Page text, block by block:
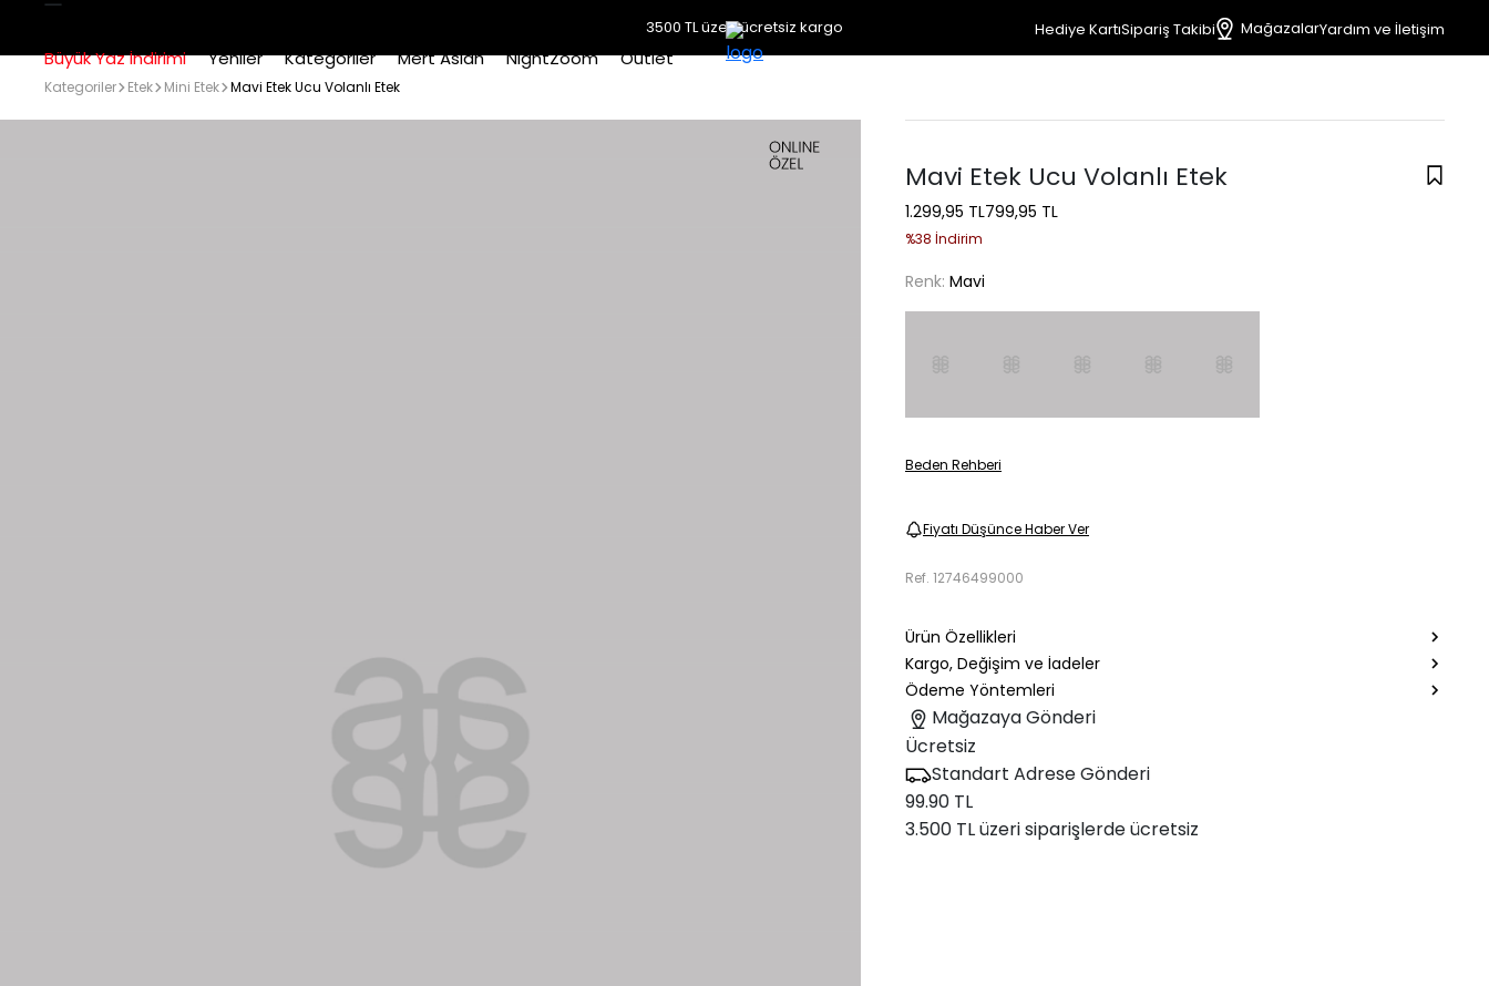
3500 TL üzeri ücretsiz kargo Hediye KartıSipariş Takibi MağazalarYardım ve İletişim
Büyük Yaz İndirimi Yeniler Kategoriler Mert Aslan NightZoom Outlet
Kategoriler Etek Mini Etek Mavi Etek Ucu Volanlı Etek
Mavi Etek Ucu Volanlı Etek
1.299,95 TL799,95 TL
%38 İndirim
Renk: Mavi
Beden Rehberi
Fiyatı Düşünce Haber Ver
Ref. 12746499000
Ürün Özellikleri
Kargo, Değişim ve İadeler
Ödeme Yöntemleri
Mağazaya Gönderi
Ücretsiz
Standart Adrese Gönderi
99.90 TL
3.500 TL üzeri siparişlerde ücretsiz